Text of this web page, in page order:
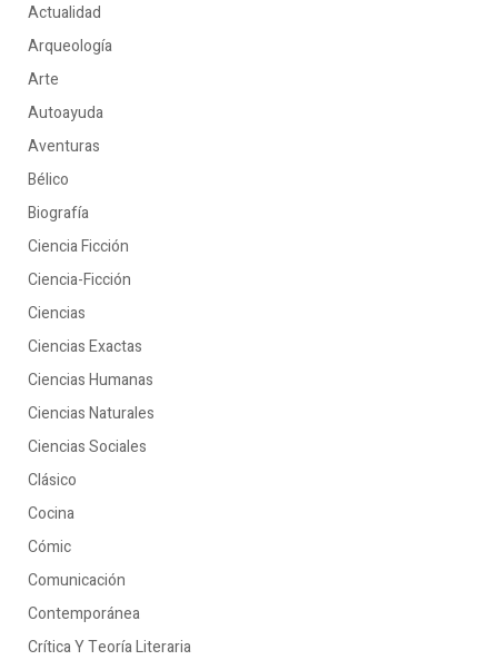
Actualidad
Arqueología
Arte
Autoayuda
Aventuras
Bélico
Biografía
Ciencia Ficción
Ciencia-Ficción
Ciencias
Ciencias Exactas
Ciencias Humanas
Ciencias Naturales
Ciencias Sociales
Clásico
Cocina
Cómic
Comunicación
Contemporánea
Crítica Y Teoría Literaria